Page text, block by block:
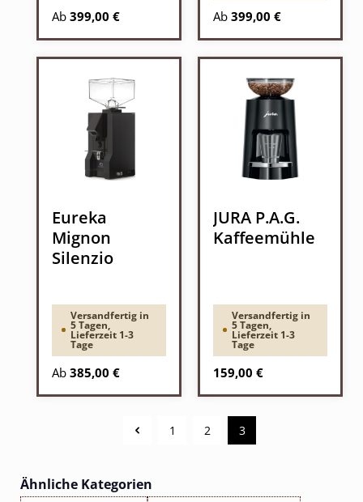
Regulärer Preis:
Ab 399,00 € Regulärer Preis:
Ab 399,00 €
Eureka
Mignon
Silenzio
Versandfertig in
5 Tagen,
Lieferzeit 1-3
Tage
Regulärer Preis:
Ab 385,00 €
JURA P.A.G.
Kaffeemühle
Versandfertig in
5 Tagen,
Lieferzeit 1-3
Tage
Regulärer Preis:
159,00 €
Seite
1 Seite
2 Seite
3
Ähnliche Kategorien